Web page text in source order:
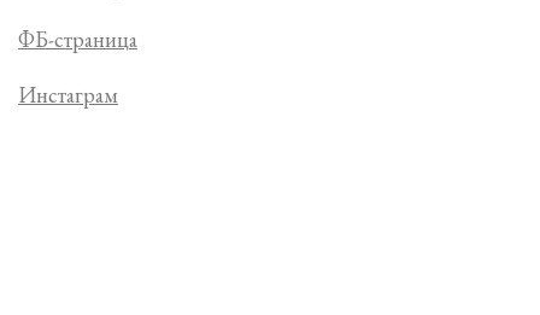
ФБ-страница
Инстаграм